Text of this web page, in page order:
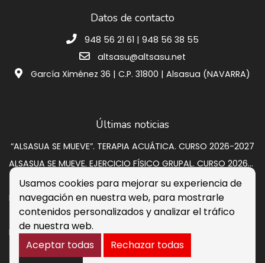
Datos de contacto
948 56 21 61 | 948 56 38 55
altsasu@altsasu.net
García Ximénez 36 | C.P. 31800 | Alsasua (NAVARRA)
Últimas noticias
“ALSASUA SE MUEVE”. TERAPIA ACUÁTICA. CURSO 2026-2027
ALSASUA SE MUEVE. EJERCICIO FÍSICO GRUPAL. CURSO 2026-2027
SUBASTA VIVIENDA EN CALLE GRUPO SAN PEDRO A 2
Listados provisionales escuelas deportivas 2026-2027
Aviso legal
Usamos cookies para mejorar su experiencia de
navegación en nuestra web, para mostrarle
contenidos personalizados y analizar el tráfico
de nuestra web.
Aceptar todas
Rechazar todas